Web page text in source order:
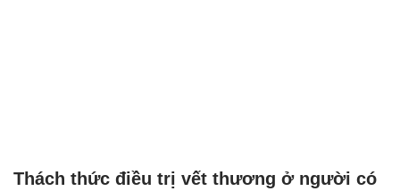
Thách thức điều trị vết thương ở người có